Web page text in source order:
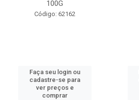
100G
Código: 62162
Faça seu login ou
cadastre-se para
ver preços e
comprar